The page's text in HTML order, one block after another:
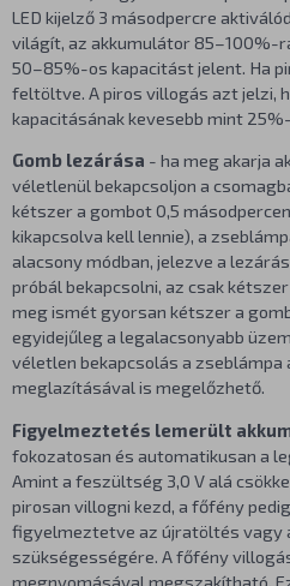
LED kijelző 3 másodpercre
világít, az akkumulátor 85–100%-
50–85%-os kapacitást jelent. Ha
feltöltve. A piros villogás azt jelzi,
kapacitásának kevesebb mint
Gomb lezárása - ha meg akarja
véletlenül bekapcsoljon a
kétszer a gombot 0,5
kikapcsolva kell lennie), a
alacsony módban, jelezve a
próbál bekapcsolni, az csak
meg ismét gyorsan kétszer a
egyidejűleg a legalacsonyabb
véletlen bekapcsolás a
meglazításával is megelőzhető.
Figyelmeztetés lemerült
fokozatosan és automatikusan a
Amint a feszültség 3,0 V alá
pirosan villogni kezd, a főfény
figyelmeztetve az újratöltés vagy
szükségességére. A főfény
megnyomásával megszakítható.